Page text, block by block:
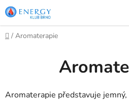
Přejít
na
obsah
Domů
/ Aromaterapie
Aromaterapie představuje jemný,